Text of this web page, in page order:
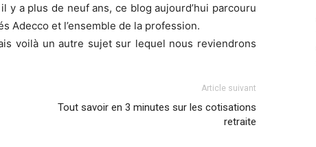
y a plus de neuf ans, ce blog aujourd’hui parcouru
Adecco et l’ensemble de la profession.
voilà un autre sujet sur lequel nous reviendrons
Article suivant
Tout savoir en 3 minutes sur les cotisations
retraite